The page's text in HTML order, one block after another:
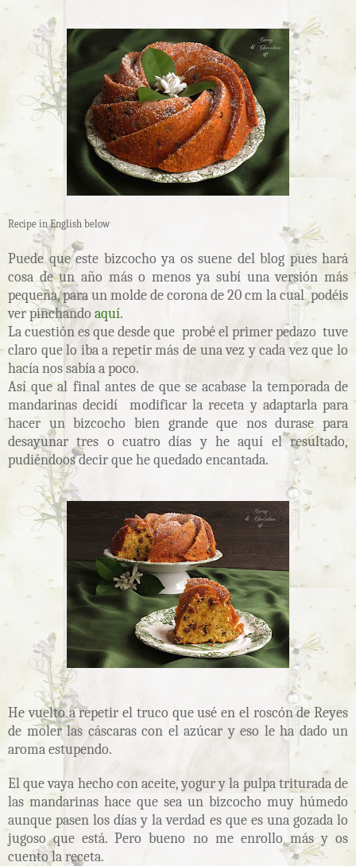
Recipe in English below
Puede que este bizcocho ya os suene del blog pues hará
cosa de un año más o menos ya subí una versión más
pequeña, para un molde de corona de 20 cm la cual podéis
ver pinchando aquí.
La cuestión es que desde que probé el primer pedazo tuve
claro que lo iba a repetir más de una vez y cada vez que lo
hacía nos sabía a poco.
Así que al final antes de que se acabase la temporada de
mandarinas decidí modificar la receta y adaptarla para
hacer un bizcocho bien grande que nos durase para
desayunar tres o cuatro días y he aquí el resultado,
pudiéndoos decir que he quedado encantada.
He vuelto a repetir el truco que usé en el roscón de Reyes
de moler las cáscaras con el azúcar y eso le ha dado un
aroma estupendo.
El que vaya hecho con aceite, yogur y la pulpa triturada de
las mandarinas hace que sea un bizcocho muy húmedo
aunque pasen los días y la verdad es que es una gozada lo
jugoso que está. Pero bueno no me enrollo más y os
cuento la receta.